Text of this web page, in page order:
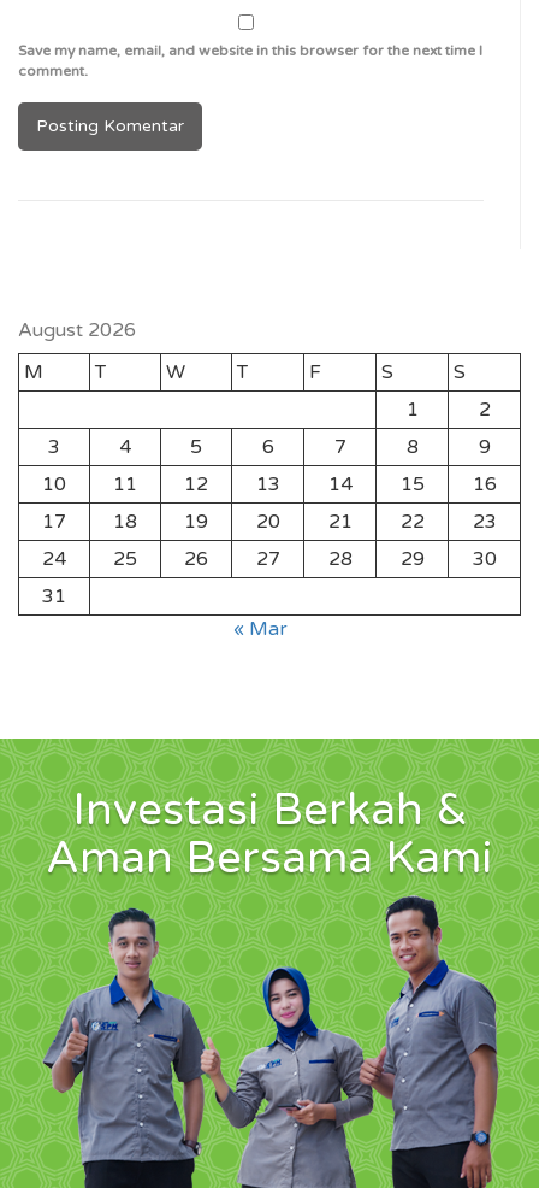
Save my name, email, and website in this browser for the next time I
comment.
August 2026
M
T W T F S
S
1
2
3
4 5 6 7 8
9
10
11 12 13 14 15
16
17
18 19 20 21 22
23
24
25 26 27 28 29
30
31
« Mar
Investasi Berkah &
Aman Bersama Kami